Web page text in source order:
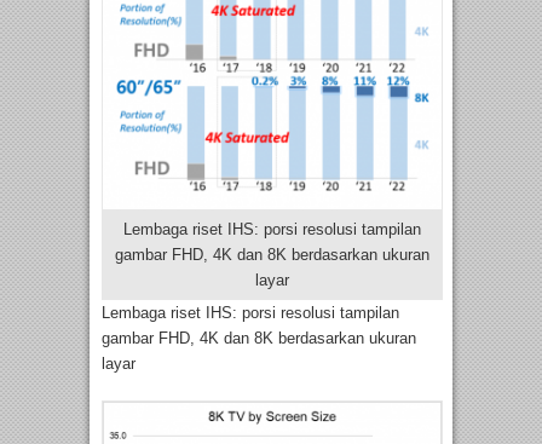
Lembaga riset IHS: porsi resolusi tampilan
gambar FHD, 4K dan 8K berdasarkan ukuran
layar
Lembaga riset IHS: porsi resolusi tampilan
gambar FHD, 4K dan 8K berdasarkan ukuran
layar